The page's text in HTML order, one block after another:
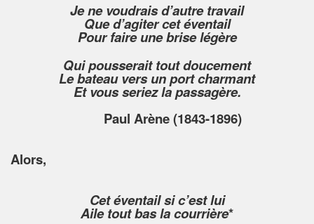
Je ne voudrais d’autre travail
Que d’agiter cet éventail
Pour faire une brise légère
Qui pousserait tout doucement
Le bateau vers un port charmant
Et vous seriez la passagère.
Paul Arène (1843-1896)
Alors,
Cet éventail si c’est lui
Aile tout bas la courrière*